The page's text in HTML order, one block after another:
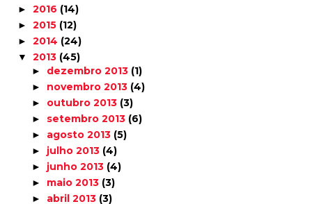
► 2016 (14)
► 2015 (12)
► 2014 (24)
▼ 2013 (45)
► dezembro 2013 (1)
► novembro 2013 (4)
► outubro 2013 (3)
► setembro 2013 (6)
► agosto 2013 (5)
► julho 2013 (4)
► junho 2013 (4)
► maio 2013 (3)
► abril 2013 (3)